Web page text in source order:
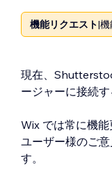
機能リクエスト|機
現在、
ージャーに接続す
Wix では常に機能
ユーザー様のご
す。